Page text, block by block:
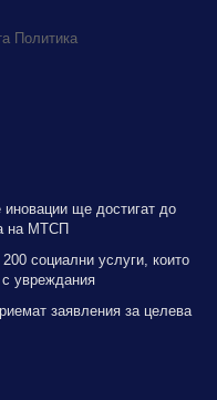
Политика
ще достигат до
на МТСП
социални услуги, които
с увреждания
заявления за целева